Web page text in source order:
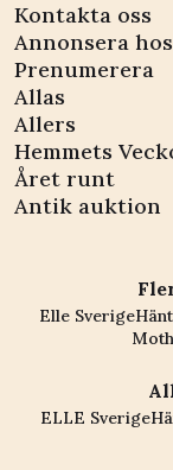
Kontakta oss
Annonsera
Prenumerera
Allas
Allers
Hemmets
Året runt
Antik auktion
Elle SverigeHänt
ELLE Sverige